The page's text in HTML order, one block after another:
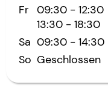
Fr 09:30 - 12:30
13:30 - 18:30
Sa 09:30 - 14:30
So Geschlossen